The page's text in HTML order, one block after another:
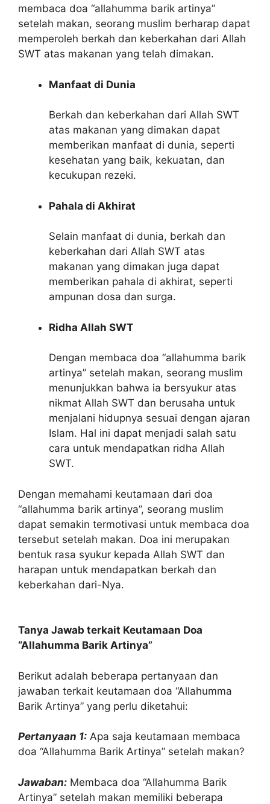
membaca doa “allahumma barik artinya”
setelah makan, seorang muslim berharap dapat
memperoleh berkah dan keberkahan dari Allah
SWT atas makanan yang telah dimakan.
Manfaat di Dunia
Berkah dan keberkahan dari Allah SWT
atas makanan yang dimakan dapat
memberikan manfaat di dunia, seperti
kesehatan yang baik, kekuatan, dan
kecukupan rezeki.
Pahala di Akhirat
Selain manfaat di dunia, berkah dan
keberkahan dari Allah SWT atas
makanan yang dimakan juga dapat
memberikan pahala di akhirat, seperti
ampunan dosa dan surga.
Ridha Allah SWT
Dengan membaca doa “allahumma barik
artinya” setelah makan, seorang muslim
menunjukkan bahwa ia bersyukur atas
nikmat Allah SWT dan berusaha untuk
menjalani hidupnya sesuai dengan ajaran
Islam. Hal ini dapat menjadi salah satu
cara untuk mendapatkan ridha Allah
SWT.
Dengan memahami keutamaan dari doa
“allahumma barik artinya”, seorang muslim
dapat semakin termotivasi untuk membaca doa
tersebut setelah makan. Doa ini merupakan
bentuk rasa syukur kepada Allah SWT dan
harapan untuk mendapatkan berkah dan
keberkahan dari-Nya.
Tanya Jawab terkait Keutamaan Doa
“Allahumma Barik Artinya”
Berikut adalah beberapa pertanyaan dan
jawaban terkait keutamaan doa “Allahumma
Barik Artinya” yang perlu diketahui:
Pertanyaan 1: Apa saja keutamaan membaca
doa “Allahumma Barik Artinya” setelah makan?
Jawaban: Membaca doa “Allahumma Barik
Artinya” setelah makan memiliki beberapa